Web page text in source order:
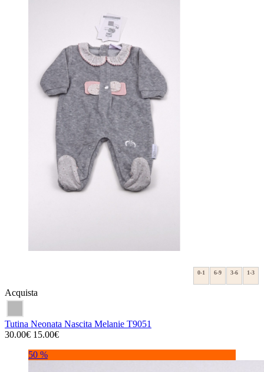
1-3
3-6
6-9
0-1
Acquista
Tutina Neonata Nascita Melanie T9051
30.00€ 15.00€
50 %